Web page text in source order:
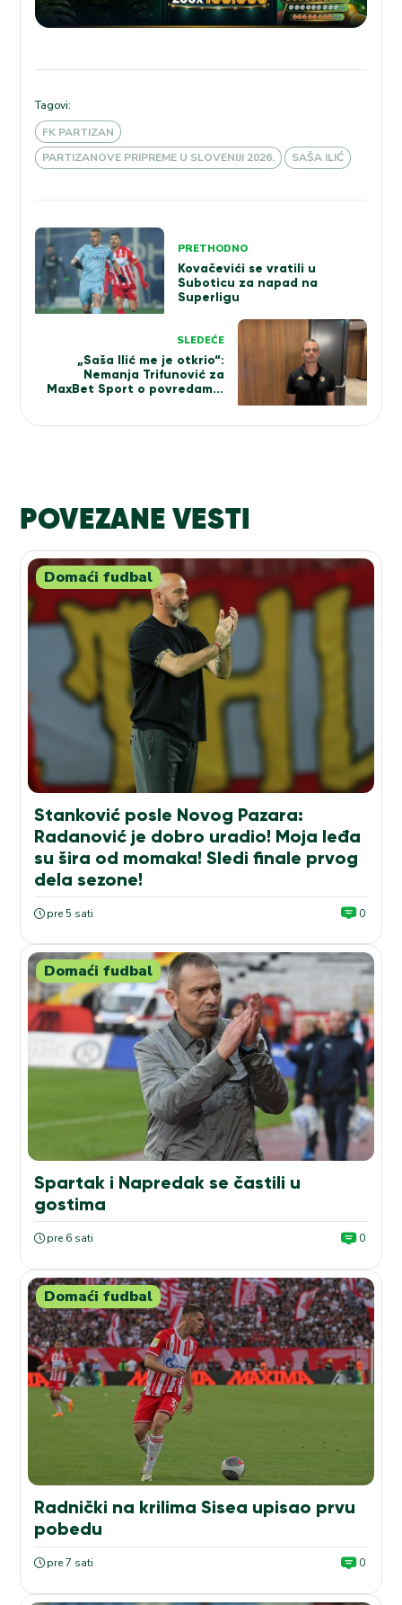
Tagovi:
FK PARTIZAN
PARTIZANOVE PRIPREME U SLOVENIJI 2026.
SAŠA ILIĆ
Kretanje
članka
PRETHODNO
Kovačevići se vratili u
Suboticu za napad na
Superligu
SLEDEĆE
„Saša Ilić me je otkrio“:
Nemanja Trifunović za
MaxBet Sport o povredama,
POVEZANE VESTI
Domaći fudbal
Stanković posle Novog Pazara:
Radanović je dobro uradio! Moja leđa
su šira od momaka! Sledi finale prvog
dela sezone!
pre 5 sati 0
Domaći fudbal
Spartak i Napredak se častili u
gostima
pre 6 sati 0
Domaći fudbal
Radnički na krilima Sisea upisao prvu
pobedu
pre 7 sati 0